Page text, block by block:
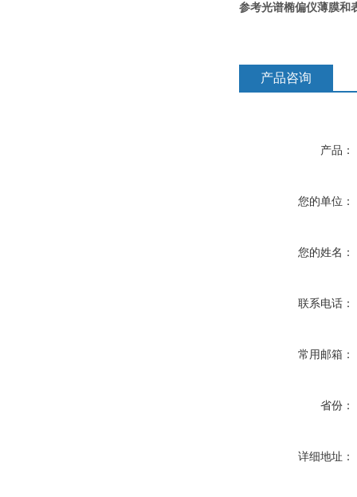
参考光谱椭偏仪薄膜和
产品咨询
产品：
您的单位：
您的姓名：
联系电话：
常用邮箱：
省份：
详细地址：